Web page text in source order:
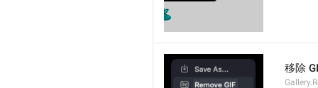
移除